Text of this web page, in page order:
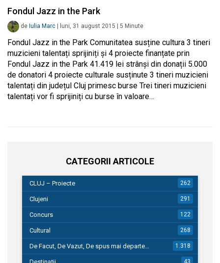
Fondul Jazz in the Park
de Iulia Marc luni, 31 august 2015 5 Minute
Fondul Jazz in the Park Comunitatea susține cultura 3 tineri
muzicieni talentați sprijiniți și 4 proiecte finanțate prin
Fondul Jazz in the Park 41.419 lei strânși din donații 5.000
de donatori 4 proiecte culturale susținute 3 tineri muzicieni
talentați din județul Cluj primesc burse Trei tineri muzicieni
talentați vor fi sprijiniți cu burse în valoare…
CATEGORII ARTICOLE
CLUJ – Proiecte 262
Clujeni 291
Concurs 122
Cultural 268
De Facut, De Vazut, De spus mai departe… 1.318
43